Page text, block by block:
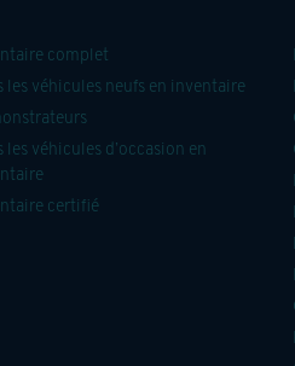
complet
les véhicules neufs en inventaire
les véhicules d’occasion en
certifié